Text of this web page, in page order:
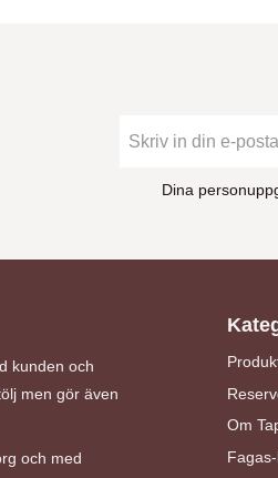
Dina
kunden och
men gör även
och med
Om